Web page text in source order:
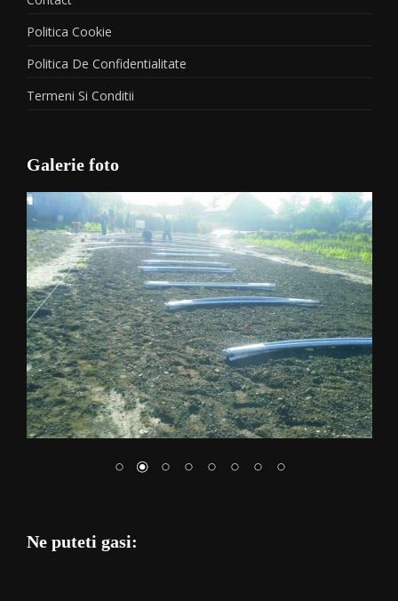
Politica Cookie
Politica De Confidentialitate
Termeni Si Conditii
Galerie foto
Ne puteti gasi: